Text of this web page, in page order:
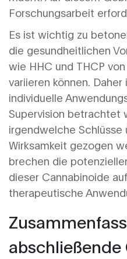
Forschungsarbeit
Es ist wichtig zu
die gesundheitlichen
wie HHC und THCP
variieren können.
individuelle
Supervision betrachtet
irgendwelche Schlüsse
Wirksamkeit gezogen
brechen die
dieser Cannabinoide
therapeutische
abschließende